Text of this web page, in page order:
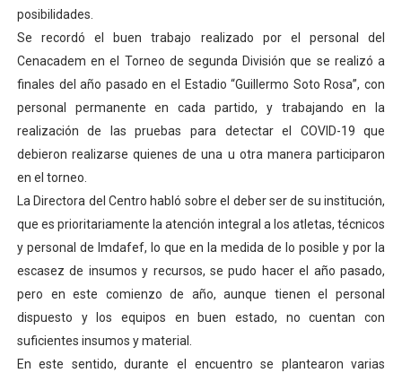
posibilidades.
Se recordó el buen trabajo realizado por el personal del
Cenacadem en el Torneo de segunda División que se realizó a
finales del año pasado en el Estadio “Guillermo Soto Rosa”, con
personal permanente en cada partido, y trabajando en la
realización de las pruebas para detectar el COVID-19 que
debieron realizarse quienes de una u otra manera participaron
en el torneo.
La Directora del Centro habló sobre el deber ser de su institución,
que es prioritariamente la atención integral a los atletas, técnicos
y personal de Imdafef, lo que en la medida de lo posible y por la
escasez de insumos y recursos, se pudo hacer el año pasado,
pero en este comienzo de año, aunque tienen el personal
dispuesto y los equipos en buen estado, no cuentan con
suficientes insumos y material.
En este sentido, durante el encuentro se plantearon varias